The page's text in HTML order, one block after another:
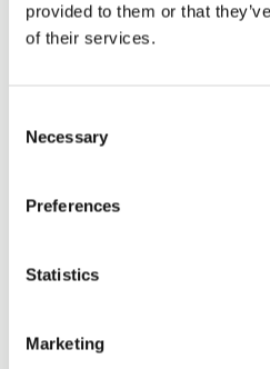
provided to them or that
of their services.
Selection
Necessary
Preferences
Statistics
Marketing
Vi mødes kl. 10, nyder det smukke
nye salmer,bruger sanserne,
Efter selve forløbet er der en
24428573 eller